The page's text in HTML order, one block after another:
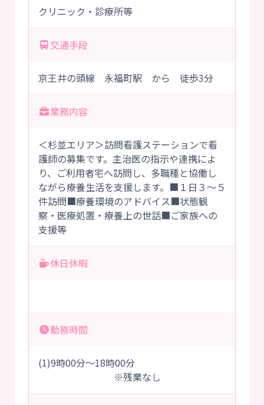
クリニック・診療所等
交通手段
京王井の頭線 永福町駅 から 徒歩3分
業務内容
＜杉並エリア＞訪問看護ステーションで看
護師の募集です。主治医の指示や連携によ
り、ご利用者宅へ訪問し、多職種と協働し
ながら療養生活を支援します。■１日３～５
件訪問■療養環境のアドバイス■状態観
察・医療処置・療養上の世話■ご家族への
支援等
休日休暇
勤務時間
(1)9時00分～18時00分
※残業なし